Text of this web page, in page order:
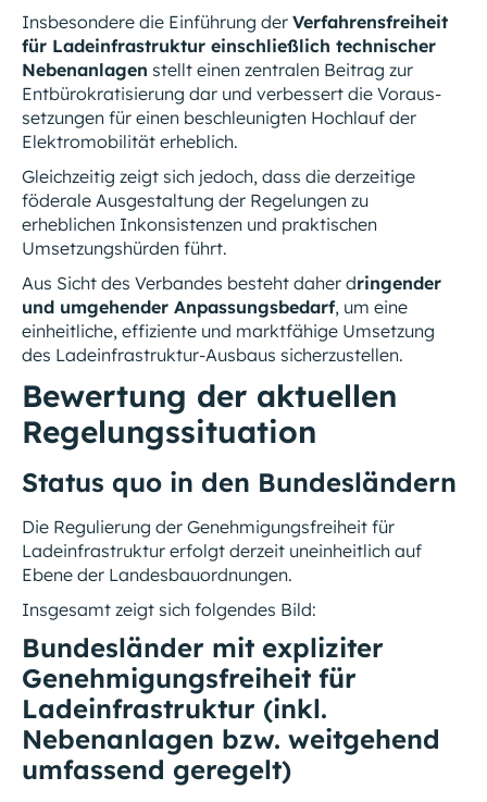
Insbesondere die Einführung der Verfahrensfreiheit
für Ladeinfrastruktur einschließlich technischer
Nebenanlagen stellt einen zentralen Beitrag zur
Entbürokratisierung dar und verbessert die Voraus-
setzungen für einen beschleunigten Hochlauf der
Elektromobilität erheblich.
Gleichzeitig zeigt sich jedoch, dass die derzeitige
föderale Ausgestaltung der Regelungen zu
erheblichen Inkonsistenzen und praktischen
Umsetzungshürden führt.
Aus Sicht des Verbandes besteht daher dringender
und umgehender Anpassungsbedarf, um eine
einheitliche, effiziente und marktfähige Umsetzung
des Ladeinfrastruktur-Ausbaus sicherzustellen.
Bewertung der aktuellen
Regelungssituation
Status quo in den Bundesländern
Die Regulierung der Genehmigungsfreiheit für
Ladeinfrastruktur erfolgt derzeit uneinheitlich auf
Ebene der Landesbauordnungen.
Insgesamt zeigt sich folgendes Bild:
Bundesländer mit expliziter
Genehmigungsfreiheit für
Ladeinfrastruktur (inkl.
Nebenanlagen bzw. weitgehend
umfassend geregelt)